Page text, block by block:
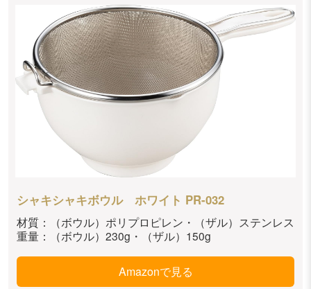
シャキシャキボウル ホワイト PR-032
材質：（ボウル）ポリプロピレン・（ザル）ステンレス
重量：（ボウル）230g・（ザル）150g
Amazonで見る